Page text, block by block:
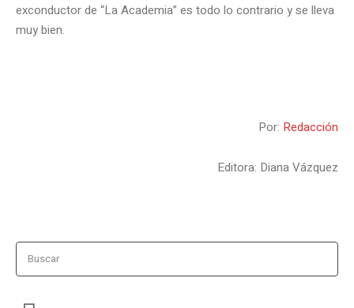
exconductor de “La Academia” es todo lo contrario y se lleva
muy bien.
Por: Redacción
Editora: Diana Vázquez
Buscar